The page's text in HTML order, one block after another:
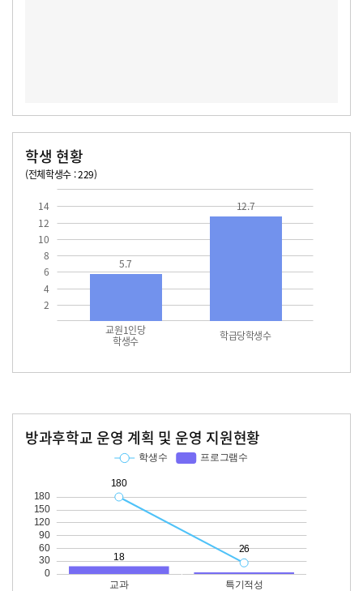
학생 현황
(전체학생수 : 229)
2
4
6
8
10
12
14
교원1인당
학생수 학급당학생수
5.7
12.7
방과후학교 운영 계획 및 운영 지원현황